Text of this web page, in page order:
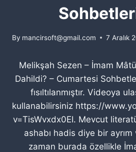
By mancirsoft@gmail.com 7 Aralık
Melikşah Sezen – İmam
Dahildi? – Cumartesi
fısıltılanmıştır. Videoya
kullanabilirsiniz https://
v=TisWvxdx0EI. Mevcut
ashabı hadis diye bir
zaman burada özellikle